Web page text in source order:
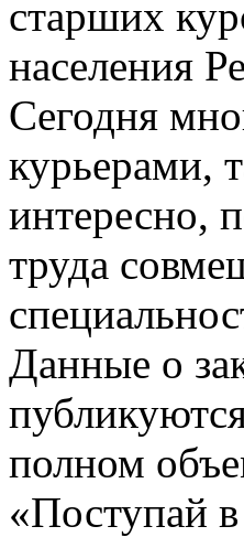
старших
населения
Сегодня
курьерами,
интересно,
труда
Данные о
полном
«Поступай